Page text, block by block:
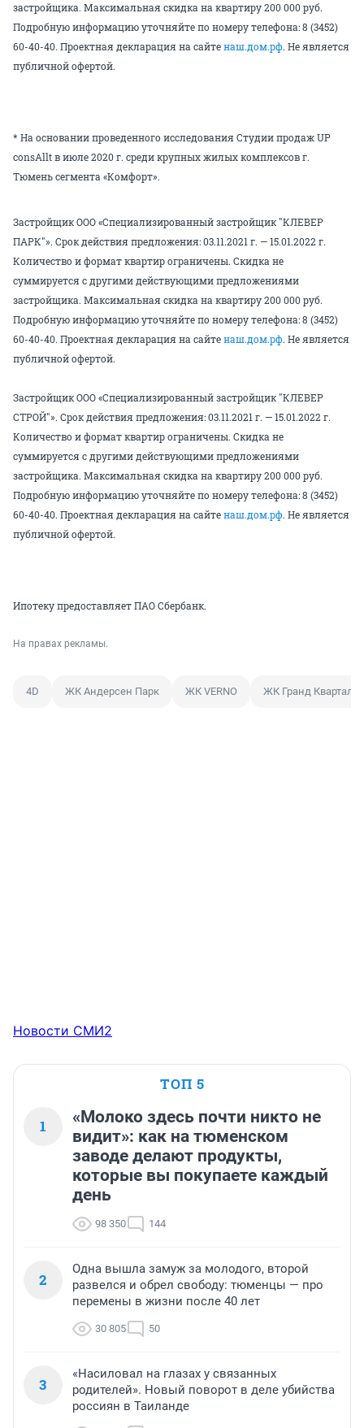
застройщика. Максимальная скидка на квартиру 200 000 руб.
Подробную информацию уточняйте по номеру телефона: 8 (3452)
60-40-40. Проектная декларация на сайтенаш.дом.рф. Не является
публичной офертой.
* На основании проведенного исследования Студии продаж UP
consAllt в июле 2020 г. среди крупных жилых комплексов г.
Тюмень сегмента «Комфорт».
Застройщик ООО «Специализированный застройщик "КЛЕВЕР
ПАРК"». Срок действия предложения: 03.11.2021 г. — 15.01.2022 г.
Количество и формат квартир ограничены. Скидка не
суммируется с другими действующими предложениями
застройщика. Максимальная скидка на квартиру 200 000 руб.
Подробную информацию уточняйте по номеру телефона: 8 (3452)
60-40-40. Проектная декларация на сайтенаш.дом.рф. Не является
публичной офертой.
Застройщик ООО «Специализированный застройщик "КЛЕВЕР
СТРОЙ"». Срок действия предложения: 03.11.2021 г. — 15.01.2022 г.
Количество и формат квартир ограничены. Скидка не
суммируется с другими действующими предложениями
застройщика. Максимальная скидка на квартиру 200 000 руб.
Подробную информацию уточняйте по номеру телефона: 8 (3452)
60-40-40. Проектная декларация на сайтенаш.дом.рф. Не является
публичной офертой.
Ипотеку предоставляет ПАО Сбербанк.
На правах рекламы.
4D ЖК Андерсен Парк ЖК VERNO ЖК Гранд Квартал
Новости СМИ2
ТОП 5
1
«Молоко здесь почти никто не
видит»: как на тюменском
заводе делают продукты,
которые вы покупаете каждый
день
98 350 144
2
Одна вышла замуж за молодого, второй
развелся и обрел свободу: тюменцы — про
перемены в жизни после 40 лет
30 805 50
3
«Насиловал на глазах у связанных
родителей». Новый поворот в деле убийства
россиян в Таиланде